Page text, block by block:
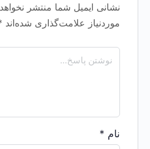
نشانی ایمیل شما منتشر
موردنیاز علامت‌گذاری شده‌اند
نام *